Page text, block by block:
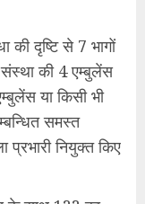
की दृष्टि से 7 भागों
संस्था की 4 एम्बुलेंस
या किसी भी
समस्त
प्रभारी नियुक्त किए